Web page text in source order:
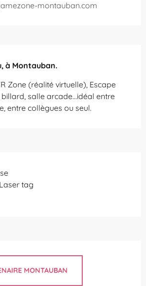
montauban.com
à Montauban.
Zone (réalité virtuelle), Escape
salle arcade...idéal entre
entre collègues ou seul.
tag
MONTAUBAN